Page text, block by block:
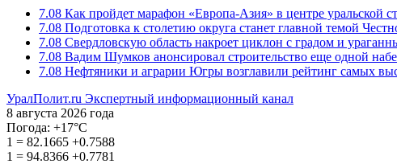
7.08 Как пройдет марафон «Европа-Азия» в центре уральской
7.08 Подготовка к столетию округа станет главной темой
7.08 Свердловскую область накроет циклон с градом и
7.08 Вадим Шумков анонсировал строительство еще одной
7.08 Нефтяники и аграрии Югры возглавили рейтинг самых
УралПолит.ru Экспертный информационный канал
8 августа 2026 года
Погода: +17°С
1 = 82.1665 +0.7588
1 = 94.8366 +0.7781